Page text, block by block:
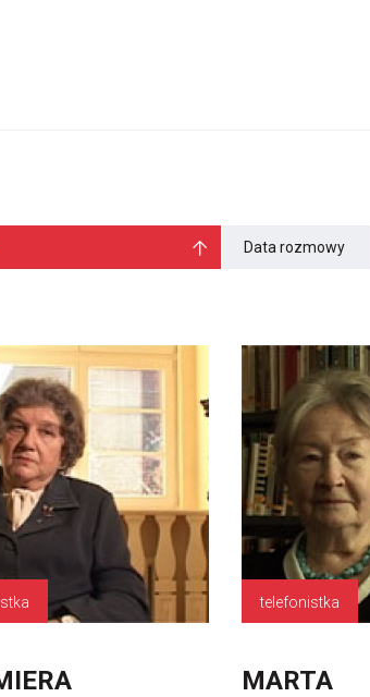
Data rozmowy
telefonistka
MARTA